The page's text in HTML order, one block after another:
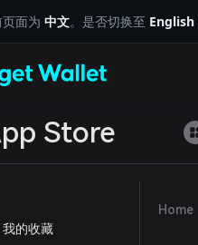
面为 中文。是否切换至 English
Store
我的收藏
Home